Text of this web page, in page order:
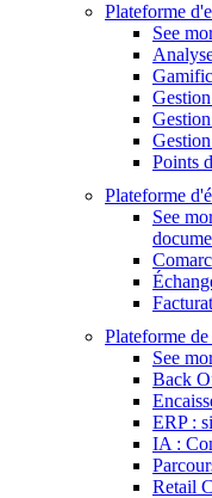
Plateforme
See
Points
Plateforme
See
Plateforme
See
Back
ERP :
IA :
Retail